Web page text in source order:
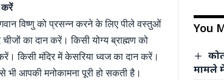
You
मामले
करें
विष्णु को प्रसन्न करने के लिए पीले वस्तुओं
का दान करें। किसी योग्य ब्राह्मण को
किसी मंदिर में केसरिया ध्वज का दान करें।
भी आपकी मनोकामना पूरी हो सकती है।